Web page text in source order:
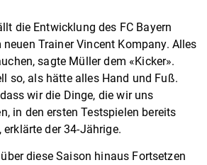
die Entwicklung des FC Bayern
Trainer Vincent Kompany. Alles
sagte Müller dem «Kicker».
so, als hätte alles Hand und Fuß.
wir die Dinge, die wir uns
in den ersten Testspielen bereits
der 34-Jährige.
diese Saison hinaus Fortsetzen